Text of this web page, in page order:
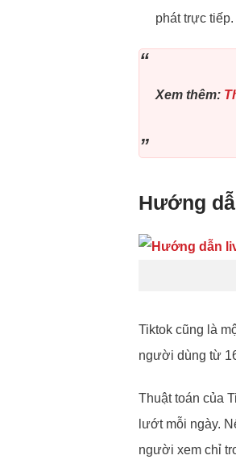
phát trực tiếp.
Xem thêm:
Hướng
Tiktok cũng là
người dùng từ
Thuật toán của
lướt mỗi ngày.
người xem chỉ